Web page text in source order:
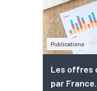
Publications
Les offres
par